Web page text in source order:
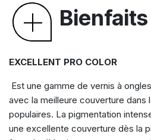
Bienfaits
EXCELLENT PRO COLOR
Est une gamme de vernis à
avec la meilleure couverture dans
populaires. La pigmentation
une excellente couverture dès la